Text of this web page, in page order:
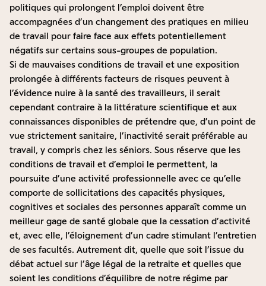
politiques qui prolongent l’emploi doivent être
accompagnées d’un changement des pratiques en milieu
de travail pour faire face aux effets potentiellement
négatifs sur certains sous-groupes de population.
Si de mauvaises conditions de travail et une exposition
prolongée à différents facteurs de risques peuvent à
l’évidence nuire à la santé des travailleurs, il serait
cependant contraire à la littérature scientifique et aux
connaissances disponibles de prétendre que, d’un point de
vue strictement sanitaire, l’inactivité serait préférable au
travail, y compris chez les séniors. Sous réserve que les
conditions de travail et d’emploi le permettent, la
poursuite d’une activité professionnelle avec ce qu’elle
comporte de sollicitations des capacités physiques,
cognitives et sociales des personnes apparaît comme un
meilleur gage de santé globale que la cessation d’activité
et, avec elle, l’éloignement d’un cadre stimulant l’entretien
de ses facultés. Autrement dit, quelle que soit l’issue du
débat actuel sur l’âge légal de la retraite et quelles que
soient les conditions d’équilibre de notre régime par